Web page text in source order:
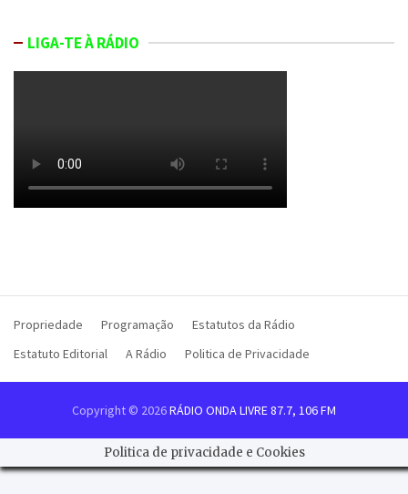
LIGA-TE À RÁDIO
Propriedade Programação
Estatutos da Rádio
Estatuto Editorial
A Rádio Politica de Privacidade
Copyright © 2026RÁDIO ONDA LIVRE 87.7, 106 FM
Politica de privacidade e Cookies